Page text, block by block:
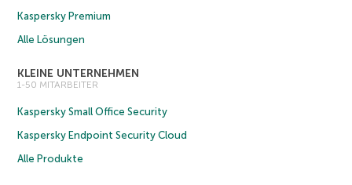
Kaspersky Premium
Alle Lösungen
KLEINE UNTERNEHMEN
1-50 MITARBEITER
Kaspersky Small Office Security
Kaspersky Endpoint Security Cloud
Alle Produkte